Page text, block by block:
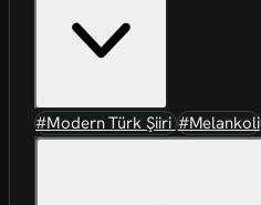
#Modern Türk Şiiri#Melankoli